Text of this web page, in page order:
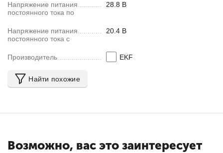
Напряжение питания
постоянного тока по
28.8 В
Напряжение питания
постоянного тока с
20.4 В
Производитель EKF
Найти похожие
Возможно, вас это заинтересует